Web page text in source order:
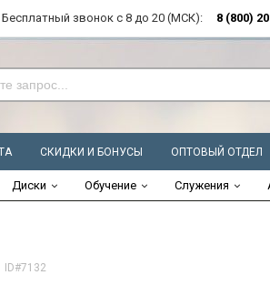
Бесплатный звонок с 8 до 20 (МСК): 8 (800)
СКИДКИ И БОНУСЫ ОПТОВЫЙ ОТДЕЛ
Диски Обучение Служения
ID#7132